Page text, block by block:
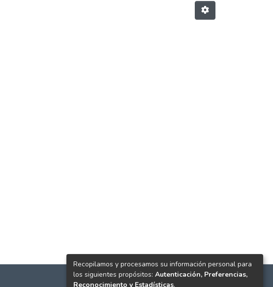
Recopilamos y procesamos su información personal para
los siguientes propósitos: Autenticación, Preferencias,
Reconocimiento y Estadísticas.